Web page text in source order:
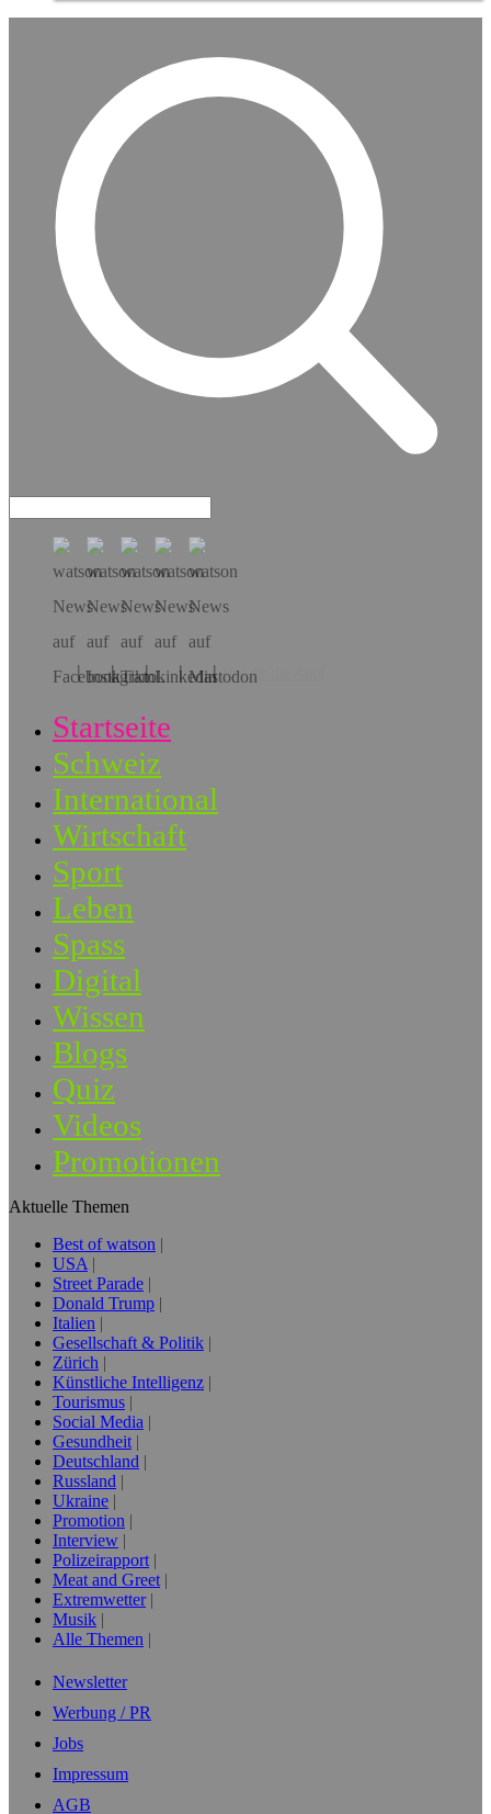
Hol dir die App!
Startseite
Schweiz
International
Wirtschaft
Sport
Leben
Spass
Digital
Wissen
Blogs
Quiz
Videos
Promotionen
Aktuelle Themen
Best of watson
USA
Street Parade
Donald Trump
Italien
Gesellschaft & Politik
Zürich
Künstliche Intelligenz
Tourismus
Social Media
Gesundheit
Deutschland
Russland
Ukraine
Promotion
Interview
Polizeirapport
Meat and Greet
Extremwetter
Musik
Alle Themen
Newsletter
Werbung / PR
Jobs
Impressum
AGB